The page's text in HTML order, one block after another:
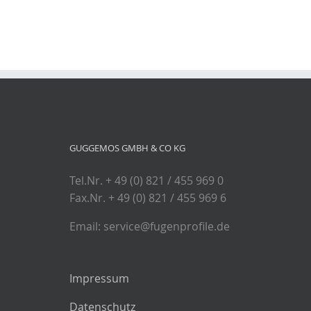
GUGGEMOS GMBH & CO KG
Tel.Nr. + 49 (0) 821 / 455 969 0
Fax.Nr. + 49 (0) 821 / 455 969 6
Email: service@fugenprofile.de
Impressum
Datenschutz